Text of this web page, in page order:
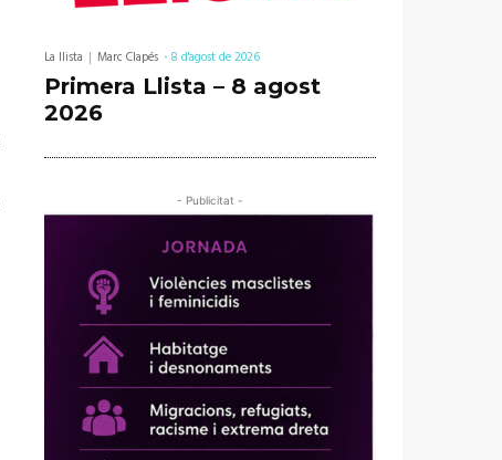
La llista Marc Clapés -8 d'agost de 2026
Primera Llista – 8 agost
2026
- Publicitat -